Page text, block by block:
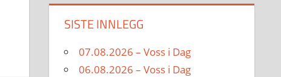
SISTE INNLEGG
07.08.2026 – Voss i Dag
06.08.2026 – Voss i Dag